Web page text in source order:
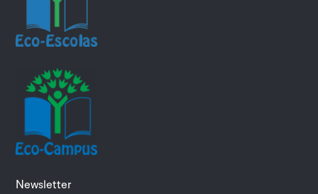
Newsletter